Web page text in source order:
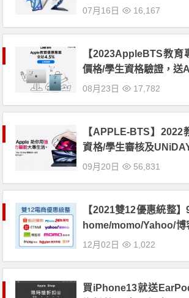
07月16日 16,167
【2023AppleBTS教育
價格/學生資格驗證，送
08月23日 17,782
【APPLE-BTS】2022
資格/學生審核及
看
09月20日 56,831
【2021雙12優惠統整
home/momo/Yahoo/博
日用品、零食優惠內容一
12月02日 1,022
買iPhone13就送